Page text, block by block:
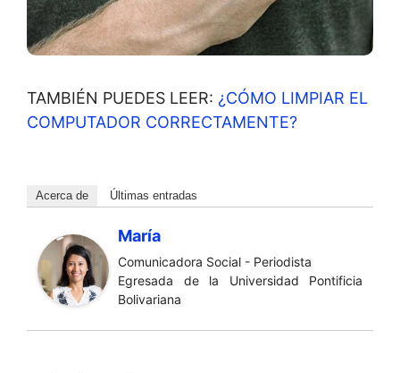
TAMBIÉN PUEDES LEER: ¿CÓMO LIMPIAR EL
COMPUTADOR CORRECTAMENTE?
Acerca de Últimas entradas
María
Comunicadora Social - Periodista
Egresada de la Universidad Pontificia
Bolivariana